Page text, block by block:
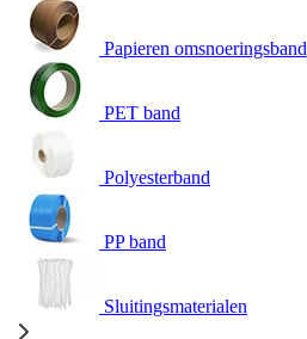
Papieren omsnoeringsband
PET band
Polyesterband
PP band
Sluitingsmaterialen